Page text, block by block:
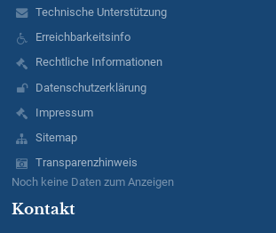
Technische Unterstützung
Erreichbarkeitsinfo
Rechtliche Informationen
Datenschutzerklärung
Impressum
Sitemap
Transparenzhinweis
Noch keine Daten zum Anzeigen
Kontakt